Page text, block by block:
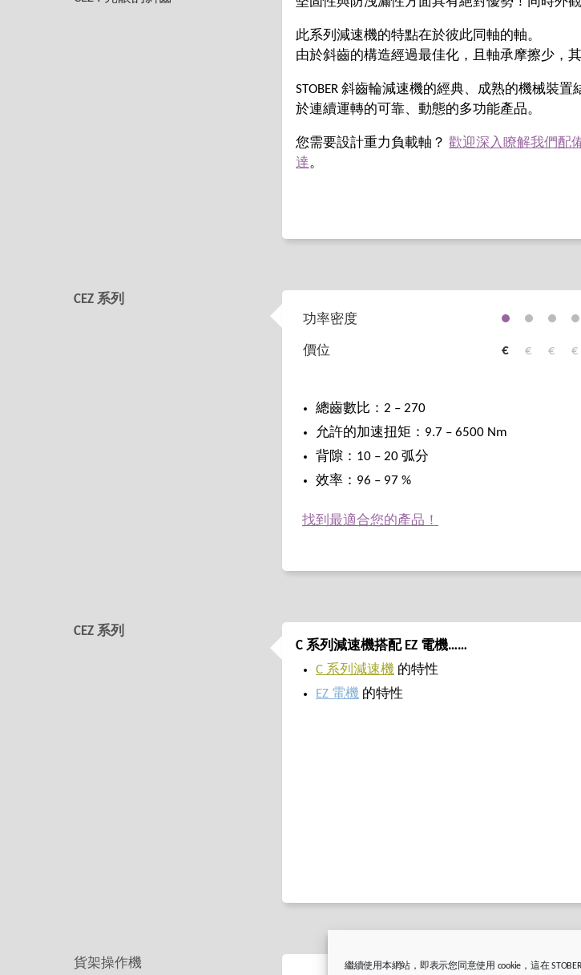
繼續使用本網站，即表示您同意使用 cookie，這在
此系列減速機的特點在於彼此同軸的軸。
由於斜齒的構造經過最佳化，且軸承摩擦少，其
STOBER 斜齒輪減速機的經典、成熟的機械裝置
於連續運轉的可靠、動態的多功能產品。
您需要設計重力負載軸？ 歡迎深入瞭解我們配
達。
CEZ 系列
功率密度
價位 € € € €
總齒數比：2 – 270
允許的加速扭矩：9.7 – 6500 Nm
背隙：10 – 20 弧分
效率：96 – 97 %
找到最適合您的產品！
CEZ 系列
C 系列減速機搭配 EZ 電機……
C 系列減速機 的特性
EZ 電機 的特性
貨架操作機